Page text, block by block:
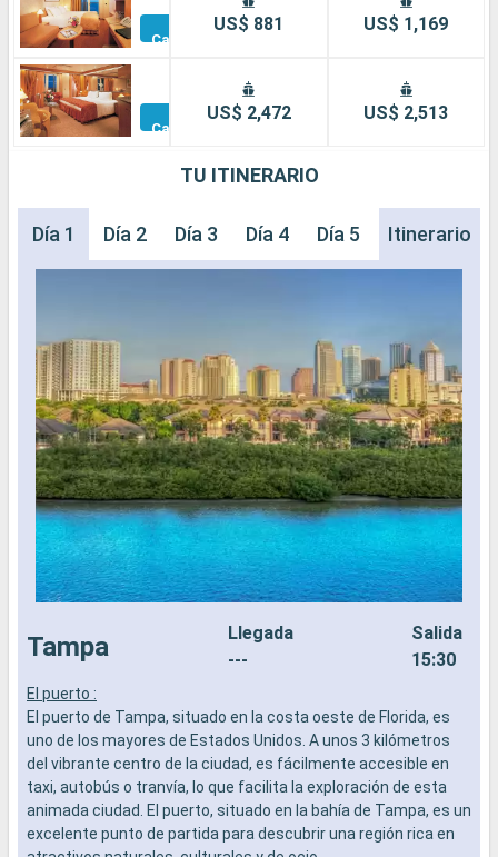
Camarotes
Otros
Camarotes
US$ 881
US$ 2,472
US$ 1,169
US$ 2,513
TU ITINERARIO
Día 1 Día 2 Día 3 Día 4 Día 5 Día 6 Día
Itinerario
Tampa
Llegada
---
Salida
15:30
El puerto :
El puerto de Tampa, situado en la costa oeste de Florida, es
uno de los mayores de Estados Unidos. A unos 3 kilómetros
del vibrante centro de la ciudad, es fácilmente accesible en
taxi, autobús o tranvía, lo que facilita la exploración de esta
animada ciudad. El puerto, situado en la bahía de Tampa, es un
excelente punto de partida para descubrir una región rica en